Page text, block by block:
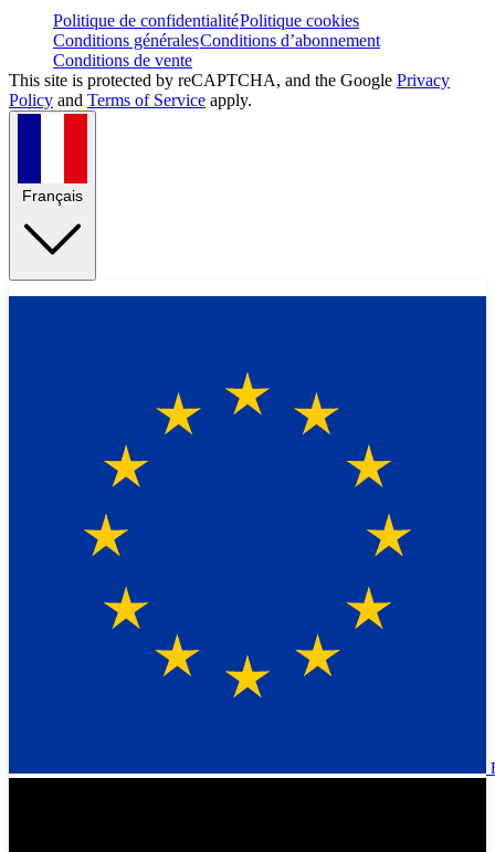
Politique de confidentialitéPolitique cookies
Conditions généralesConditions d’abonnement
Conditions de vente
This site is protected by reCAPTCHA, and the Google Privacy
Policy and Terms of Service apply.
Français